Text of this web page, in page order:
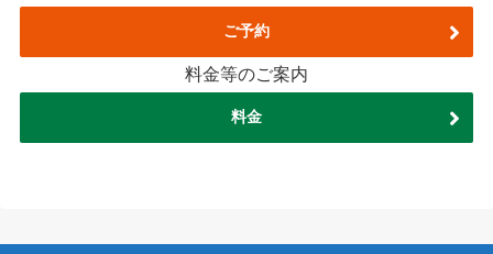
ご予約
料金等のご案内
料金